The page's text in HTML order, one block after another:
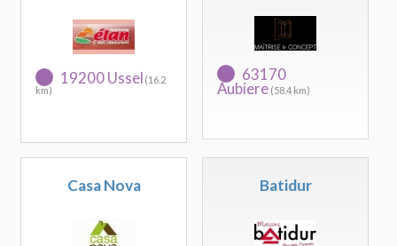
19200 Ussel (16.2
km)
63170
Aubiere (58.4 km)
Casa Nova Batidur